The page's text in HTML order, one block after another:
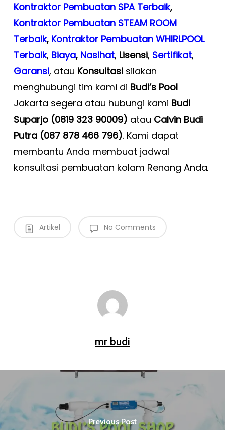
Kontraktor Pembuatan SPA Terbaik,
Kontraktor Pembuatan STEAM ROOM
Terbaik, Kontraktor Pembuatan WHIRLPOOL
Terbaik, Biaya, Nasihat, Lisensi, Sertifikat,
Garansi, atau Konsultasisilakan
menghubungi tim kami di Budi’s Pool
Jakarta segera atau hubungi kami Budi
Suparjo (0819 323 90009) atau Calvin Budi
Putra (087 878 466 796). Kami dapat
membantu Anda membuat jadwal
konsultasi pembuatan kolam Renang Anda.
Artikel No Comments
mr budi
Previous Post